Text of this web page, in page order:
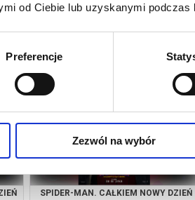
od Ciebie lub uzyskanymi podczas
Preferencje
Zezwól na wybór
bilet
2D DUBBING
kup bilet
SPIDER-MAN. CAŁKIEM NOWY DZIEŃ